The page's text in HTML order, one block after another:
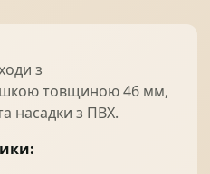
з
товщиною 46 мм,
насадки з ПВХ.